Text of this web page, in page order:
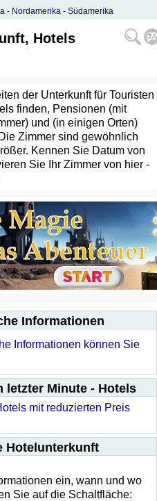
- Nordamerika - Südamerika
Hotels
der Unterkunft für Touristen
finden, Pensionen (mit
und (in einigen Orten)
Zimmer sind gewöhnlich
Kennen Sie Datum von
Sie Ihr Zimmer von hier -
Informationen
Informationen können Sie
letzter Minute - Hotels
mit reduzierten Preis
Hotelunterkunft
ein, wann und wo
Sie auf die Schaltfläche: